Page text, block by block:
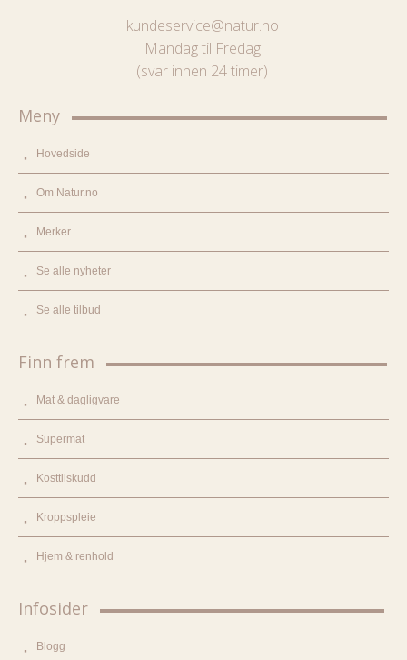
kundeservice@natur.no
Mandag til Fredag
(svar innen 24 timer)
Meny
Hovedside
Om Natur.no
Merker
Se alle nyheter
Se alle tilbud
Finn frem
Mat & dagligvare
Supermat
Kosttilskudd
Kroppspleie
Hjem & renhold
Infosider
Blogg